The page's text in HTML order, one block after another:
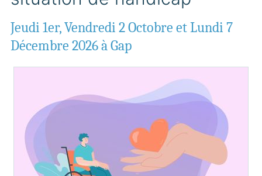
Jeudi 1er, Vendredi 2 Octobre et Lundi 7
Décembre 2026 à Gap